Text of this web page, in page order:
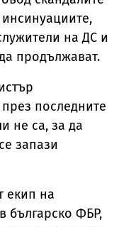
на ДС и
продължават.
последните
не са, за да
запази
екип на
българско ФБР,